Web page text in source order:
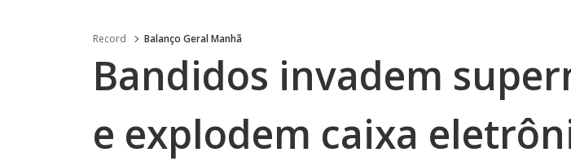
Record Balanço Geral Manhã
Bandidos invadem
e explodem caixa